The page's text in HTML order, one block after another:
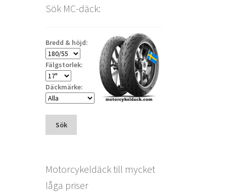
Sök MC-däck:
Bredd & höjd:
Fälgstorlek:
Däckmärke:
Sök
Motorcykeldäck till mycket
låga priser